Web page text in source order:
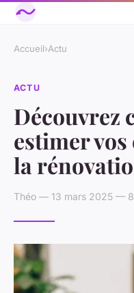
Accueil›Actu
ACTU
Découvrez
estimer
la
Théo — 13 mars 2025 —